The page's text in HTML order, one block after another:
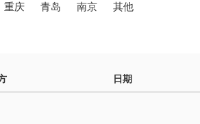
重庆 青岛 南京
其他
日期